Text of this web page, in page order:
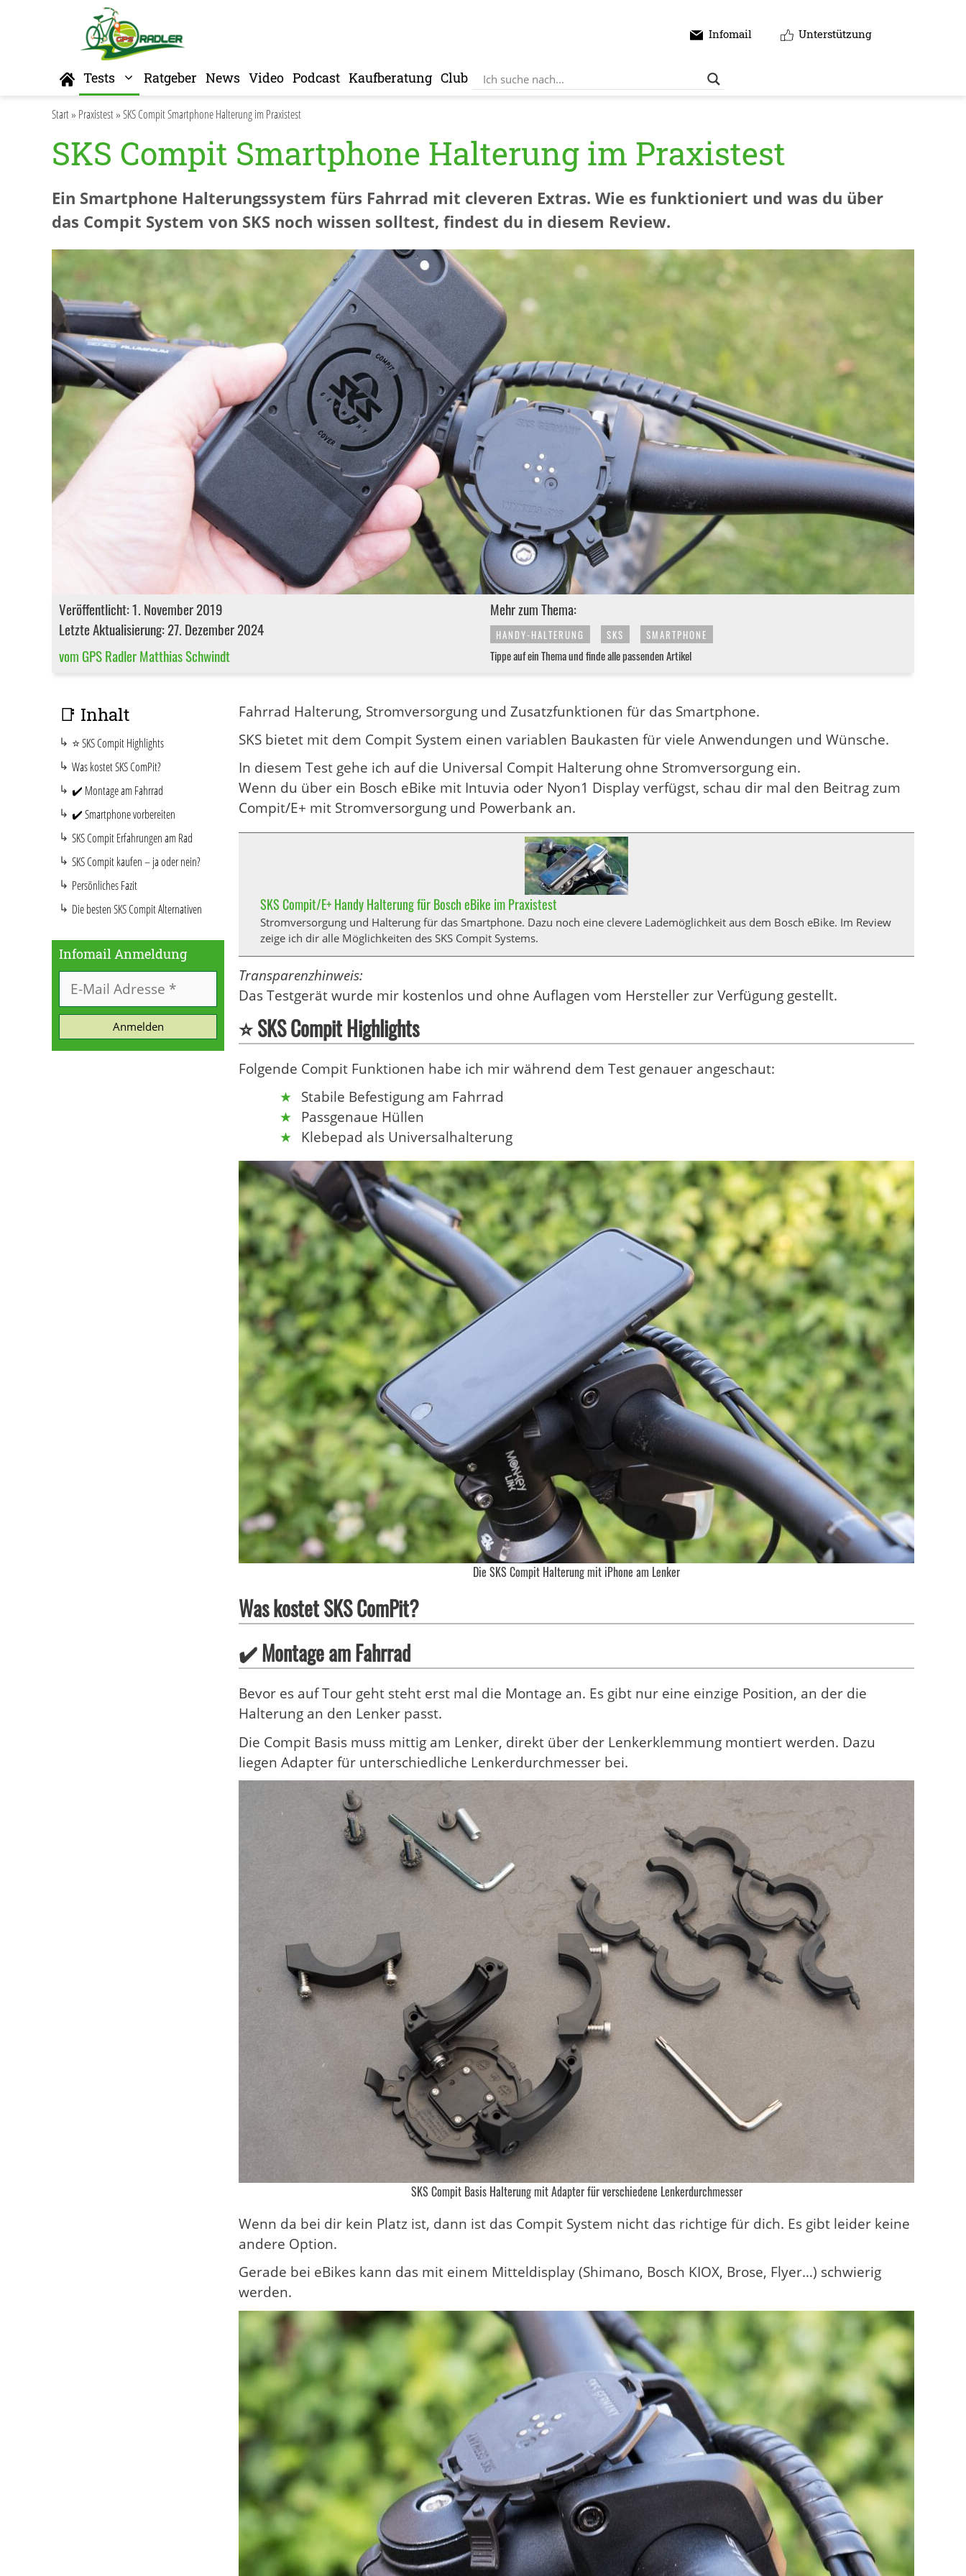
Infomail Unterstützung
Home
Tests Ratgeber News Video Podcast Kaufberatung Club
Start» Praxistest»SKS Compit Smartphone Halterung im Praxistest
SKS Compit Smartphone Halterung im Praxistest
Ein Smartphone Halterungssystem fürs Fahrrad mit cleveren Extras. Wie es funktioniert und was du über
das Compit System von SKS noch wissen solltest, findest du in diesem Review.
Veröffentlicht: 1. November 2019
Letzte Aktualisierung: 27. Dezember 2024
vom GPS Radler Matthias Schwindt
Mehr zum Thema:
HANDY-HALTERUNG SKS SMARTPHONE
Tippe auf ein Thema und finde alle passenden Artikel
Fahrrad Halterung, Stromversorgung und Zusatzfunktionen für das Smartphone.
SKS bietet mit dem Compit System einen variablen Baukasten für viele Anwendungen und Wünsche.
In diesem Test gehe ich auf die Universal Compit Halterung ohne Stromversorgung ein.
Wenn du über ein Bosch eBike mit Intuvia oder Nyon1 Display verfügst, schau dir mal den Beitrag zum
Compit/E+ mit Stromversorgung und Powerbank an.
SKS Compit/E+ Handy Halterung für Bosch eBike im Praxistest
Stromversorgung und Halterung für das Smartphone. Dazu noch eine clevere Lademöglichkeit aus dem Bosch eBike. Im Review
zeige ich dir alle Möglichkeiten des SKS Compit Systems.
Transparenzhinweis:
Das Testgerät wurde mir kostenlos und ohne Auflagen vom Hersteller zur Verfügung gestellt.
⭐ SKS Compit Highlights
Folgende Compit Funktionen habe ich mir während dem Test genauer angeschaut:
Stabile Befestigung am Fahrrad
Passgenaue Hüllen
Klebepad als Universalhalterung
Die SKS Compit Halterung mit iPhone am Lenker
Was kostet SKS ComPit?
✔️ Montage am Fahrrad
Bevor es auf Tour geht steht erst mal die Montage an. Es gibt nur eine einzige Position, an der die
Halterung an den Lenker passt.
Die Compit Basis muss mittig am Lenker, direkt über der Lenkerklemmung montiert werden. Dazu
liegen Adapter für unterschiedliche Lenkerdurchmesser bei.
SKS Compit Basis Halterung mit Adapter für verschiedene Lenkerdurchmesser
Wenn da bei dir kein Platz ist, dann ist das Compit System nicht das richtige für dich. Es gibt leider keine
andere Option.
Gerade bei eBikes kann das mit einem Mitteldisplay (Shimano, Bosch KIOX, Brose, Flyer…) schwierig
werden.
📑 Inhalt
⭐ SKS Compit Highlights
Was kostet SKS ComPit?
✔️ Montage am Fahrrad
✔️ Smartphone vorbereiten
SKS Compit Erfahrungen am Rad
SKS Compit kaufen – ja oder nein?
Persönliches Fazit
Die besten SKS Compit Alternativen
Infomail Anmeldung
Anmelden